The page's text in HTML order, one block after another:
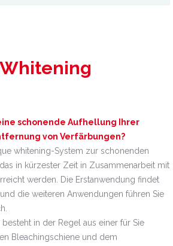
schonende Aufhellung Ihrer
von Verfärbungen?
whitening-System zur schonenden
in kürzester Zeit in Zusammenarbeit mit
werden. Die Erstanwendung findet
die weiteren Anwendungen führen Sie
in der Regel aus einer für Sie
Bleachingschiene und dem